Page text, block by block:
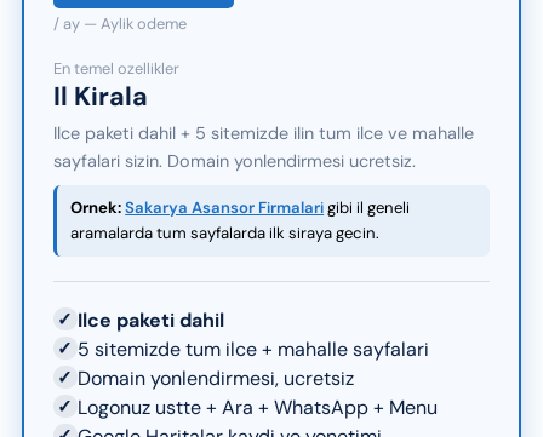
/ ay — Aylik odeme
En temel ozellikler
Il Kirala
Ilce paketi dahil + 5 sitemizde ilin tum ilce ve mahalle
sayfalari sizin. Domain yonlendirmesi ucretsiz.
Ornek:Sakarya Asansor Firmalarigibi il geneli
aramalarda tum sayfalarda ilk siraya gecin.
✓ Ilce paketi dahil
✓ 5 sitemizde tum ilce + mahalle sayfalari
✓ Domain yonlendirmesi, ucretsiz
✓ Logonuz ustte + Ara + WhatsApp + Menu